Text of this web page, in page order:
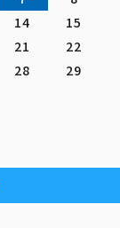
14
15
21
22
28
29